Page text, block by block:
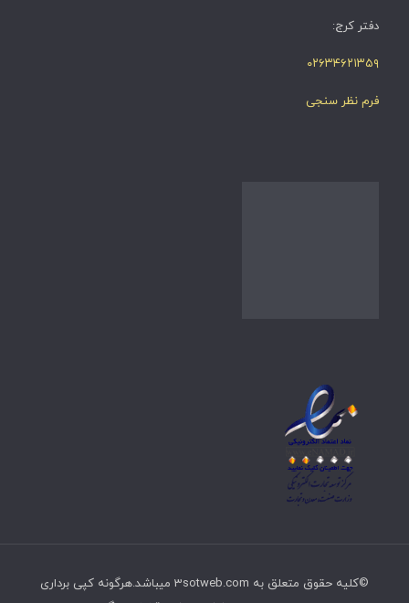
دفتر کرج:
۰۲۶۳۴۶۲۱۳۵۹
فرم نظر سنجی
©کلیه حقوق متعلق به 3sotweb.com میباشد.هرگونه کپی برداری